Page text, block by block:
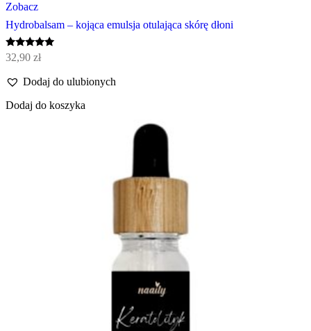
Zobacz
Hydrobalsam – kojąca emulsja otulająca skórę dłoni
Oceniono
5.00
32,90 zł
Dodaj do ulubionych
Dodaj do koszyka